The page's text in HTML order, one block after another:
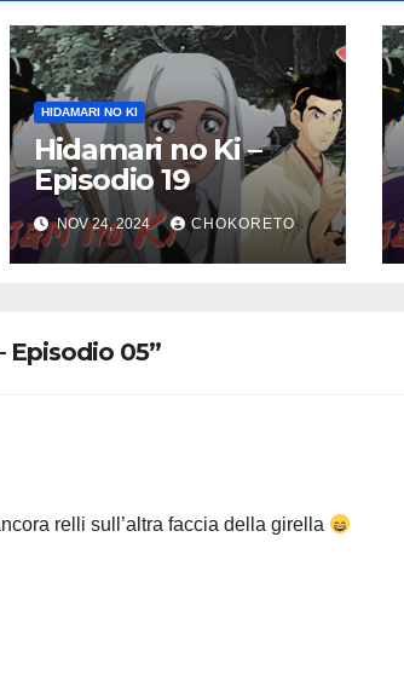
HIDAMARI NO KI
Hidamari no Ki –
Episodio 19
NOV 24, 2024 CHOKORETO
Episodio 05”
relli sull’altra faccia della girella